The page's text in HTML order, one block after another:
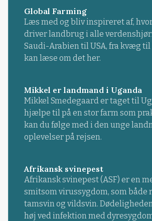
Global Farming
Læs med og bliv inspireret af,
driver landbrug i alle
Saudi-Arabien til USA, fra kvæg til
kan læse om det her.
Mikkel er landmand i Uganda
Mikkel Smedegaard er taget til
hjælpe til på en stor farm som
kan du følge med i den unge
oplevelser på rejsen.
Afrikansk svinepest
Afrikansk svinepest (ASF) er en
smitsom virussygdom, som både
tamsvin og vildsvin.
høj ved infektion med